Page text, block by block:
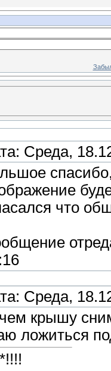
Среда,
что
Среда,
крышу
ложиться